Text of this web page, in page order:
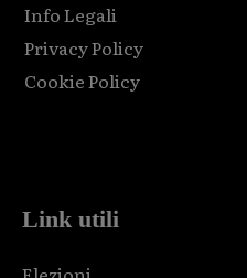
Info Legali
Privacy Policy
Cookie Policy
Link utili